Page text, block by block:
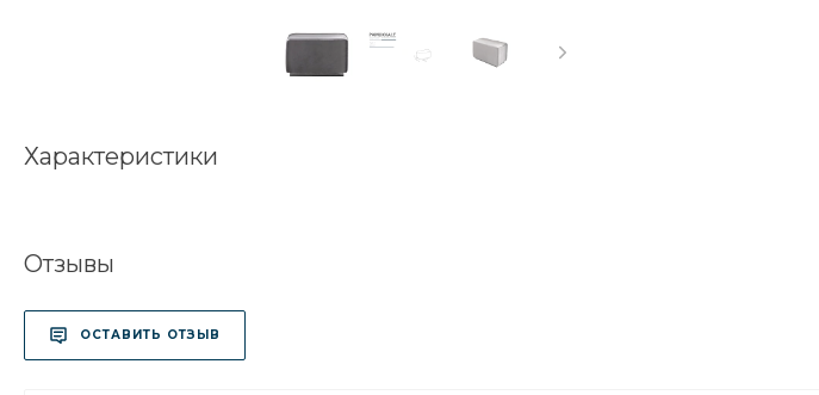
Характеристики
Отзывы
ОСТАВИТЬ ОТЗЫВ